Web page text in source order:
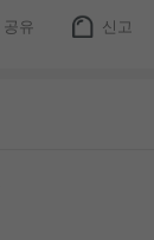
공유 신고